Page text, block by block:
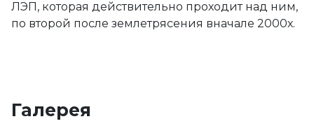
ЛЭП, которая действительно проходит над ним,
по второй после землетрясения вначале 2000х.
Галерея